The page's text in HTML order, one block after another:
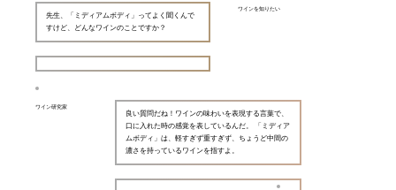
ワインを知りたい
先生、「ミディアムボディ」ってよく聞くんで
すけど、どんなワインのことですか？
ワイン研究家
良い質問だね！ワインの味わいを表現する言葉で、
口に入れた時の感覚を表しているんだ。 「ミディア
ムボディ」は、軽すぎず重すぎず、ちょうど中間の
濃さを持っているワインを指すよ。